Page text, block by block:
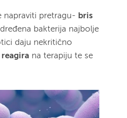
napraviti pretragu- bris
bakterija najbolje
daju nekritično
reagira na terapiju te se